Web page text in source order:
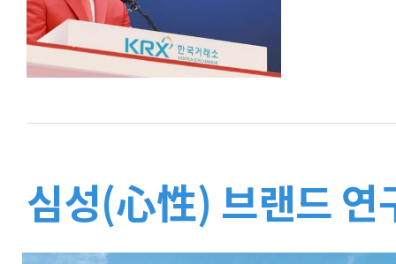
심성(心性) 브랜드 연